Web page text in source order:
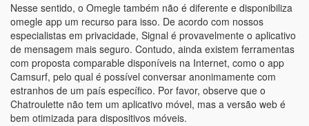
Nesse sentido, o Omegle também não é diferente e disponibiliza
omegle app um recurso para isso. De acordo com nossos
especialistas em privacidade, Signal é provavelmente o aplicativo
de mensagem mais seguro. Contudo, ainda existem ferramentas
com proposta comparable disponíveis na Internet, como o app
Camsurf, pelo qual é possível conversar anonimamente com
estranhos de um país específico. Por favor, observe que o
Chatroulette não tem um aplicativo móvel, mas a versão web é
bem otimizada para dispositivos móveis.